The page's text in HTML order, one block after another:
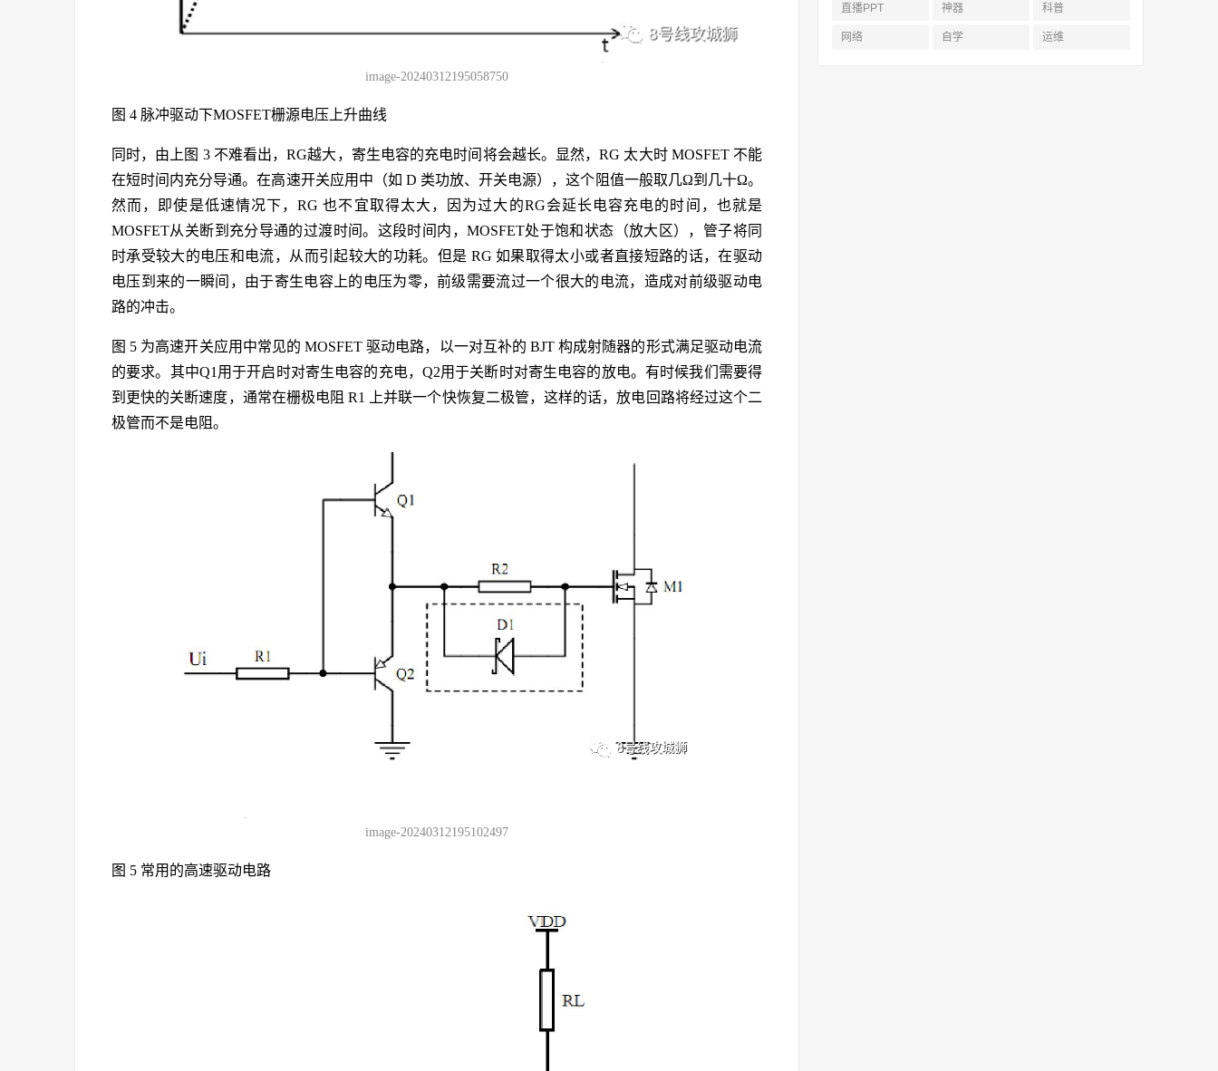
image-20240312195058750
图 4 脉冲驱动下MOSFET栅源电压上升曲线
同时，由上图 3 不难看出，RG越大，寄生电容的充电时间将会越长。显然，RG 太大时 MOSFET 不能
在短时间内充分导通。在高速开关应用中（如 D 类功放、开关电源），这个阻值一般取几Ω到几十Ω。
然而，即使是低速情况下，RG 也不宜取得太大，因为过大的RG会延长电容充电的时间，也就是
MOSFET从关断到充分导通的过渡时间。这段时间内，MOSFET处于饱和状态（放大区），管子将同
时承受较大的电压和电流，从而引起较大的功耗。但是 RG 如果取得太小或者直接短路的话，在驱动
电压到来的一瞬间，由于寄生电容上的电压为零，前级需要流过一个很大的电流，造成对前级驱动电
路的冲击。
图 5 为高速开关应用中常见的 MOSFET 驱动电路，以一对互补的 BJT 构成射随器的形式满足驱动电流
的要求。其中Q1用于开启时对寄生电容的充电，Q2用于关断时对寄生电容的放电。有时候我们需要得
到更快的关断速度，通常在栅极电阻 R1 上并联一个快恢复二极管，这样的话，放电回路将经过这个二
极管而不是电阻。
image-20240312195102497
图 5 常用的高速驱动电路
直播PPT 神器 科普
网络 自学 运维